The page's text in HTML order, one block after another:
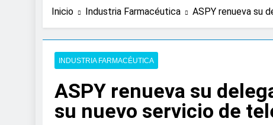
Expertos de
solo unos segundos
La presencia de
ISDIN promueve
Minions
Inicio Industria Farmacéutica ASPY renueva su
INDUSTRIA FARMACÉUTICA
ASPY renueva su
su nuevo servicio de